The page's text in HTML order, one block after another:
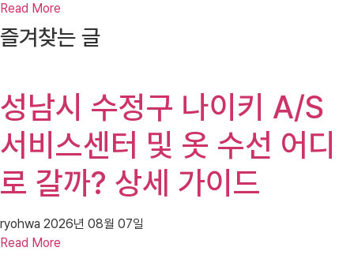
Read More
즐겨찾는 글
성남시 수정구 나이키 A/S
서비스센터 및 옷 수선 어디
로 갈까? 상세 가이드
ryohwa 2026년 08월 07일
Read More